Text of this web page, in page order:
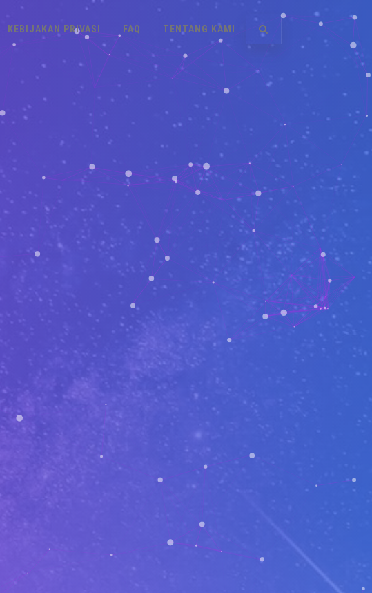
KEBIJAKAN PRIVASI FAQ TENTANG KAMI